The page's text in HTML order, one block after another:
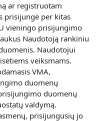
ar registruotam
prisijungė per kitas
vieningo prisijungimo
Naudotoją rankiniu
Naudotojui
veiksmams.
VMA,
duomenų
duomenų
valdymą.
prisijungusių jo